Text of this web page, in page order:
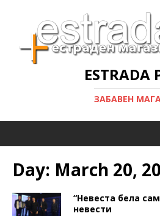
ESTRADA
ЗАБАВЕН
Day: March 20,
“Невеста бела
невести